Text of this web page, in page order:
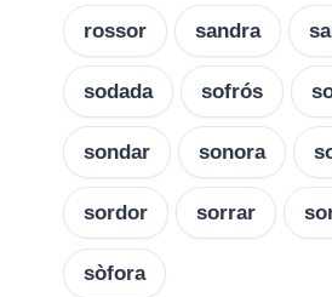
rossor sandra
sodada sofrós
sondar sonora
sordor sorrar
sòfora